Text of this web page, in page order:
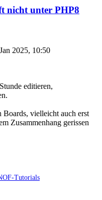
nicht unter PHP8
2025, 10:50
editieren,
vielleicht auch erst
Zusammenhang gerissen
Tutorials